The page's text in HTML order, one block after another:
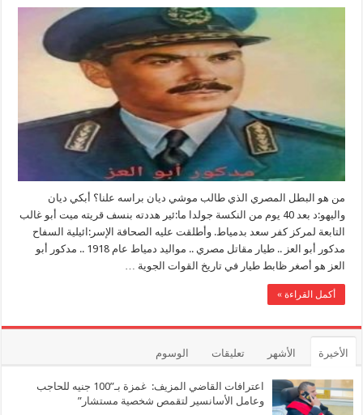
هو
البطل
المصري
الذي
طالب
موشي
ديان
براسه
علنا؟
مغلقة
من هو البطل المصري الذي طالب موشي ديان براسه علنا؟ أبكي ديان
واليهو:د بعد 40 يوم من النكسة جولدا ما:ئير هددته بنسف قريته ميت أبو غالب
التابعة لمركز كفر سعد بدمياط. وأطلقت عليه الصحافة الإسر:ائيلية السفاح
مدكور أبو العز .. طيار مقاتل مصري .. مواليد دمياط عام 1918 .. مدكور أبو
العز هو أصغر ظابط طيار في تاريخ القوات الجوية …
أكمل القراءة »
الأخيرة الأشهر تعليقات الوسوم
اعترافات القاضي المزيف: غمزة بـ”100 جنيه للحاجب
وعامل الأسانسير لتقمص شخصية مستشار”